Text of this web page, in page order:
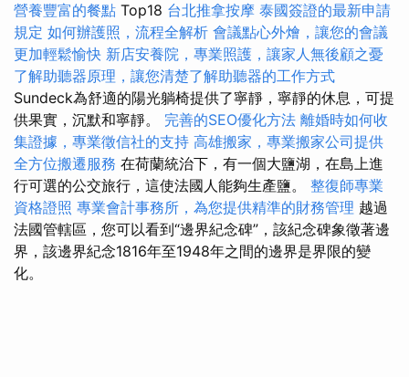
營養豐富的餐點 Top18 台北推拿按摩 泰國簽證的最新申請
規定 如何辦護照，流程全解析 會議點心外燴，讓您的會議
更加輕鬆愉快 新店安養院，專業照護，讓家人無後顧之憂
了解助聽器原理，讓您清楚了解助聽器的工作方式
Sundeck為舒適的陽光躺椅提供了寧靜，寧靜的休息，可提
供果實，沉默和寧靜。 完善的SEO優化方法 離婚時如何收
集證據，專業徵信社的支持 高雄搬家，專業搬家公司提供
全方位搬遷服務 在荷蘭統治下，有一個大鹽湖，在島上進
行可選的公交旅行，這使法國人能夠生產鹽。 整復師專業
資格證照 專業會計事務所，為您提供精準的財務管理 越過
法國管轄區，您可以看到“邊界紀念碑”，該紀念碑象徵著邊
界，該邊界紀念1816年至1948年之間的邊界是界限的變
化。